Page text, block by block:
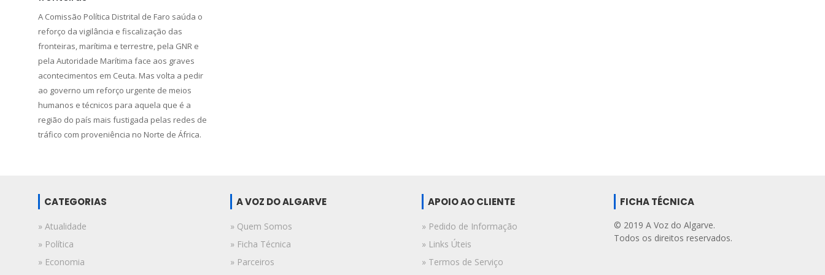
A Comissão Política Distrital de Faro saúda o
reforço da vigilância e fiscalização das
fronteiras, marítima e terrestre, pela GNR e
pela Autoridade Marítima face aos graves
acontecimentos em Ceuta. Mas volta a pedir
ao governo um reforço urgente de meios
humanos e técnicos para aquela que é a
região do país mais fustigada pelas redes de
tráfico com proveniência no Norte de África.
CATEGORIAS
» Atualidade
» Política
» Economia
A VOZ DO ALGARVE
» Quem Somos
» Ficha Técnica
» Parceiros
APOIO AO CLIENTE
» Pedido de Informação
» Links Úteis
» Termos de Serviço
FICHA TÉCNICA
© 2019 A Voz do Algarve.
Todos os direitos reservados.